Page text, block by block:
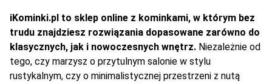
iKominki.pl to sklep online z kominkami, w którym bez
trudu znajdziesz rozwiązania dopasowane zarówno do
klasycznych, jak i nowoczesnych wnętrz. Niezależnie od
tego, czy marzysz o przytulnym salonie w stylu
rustykalnym, czy o minimalistycznej przestrzeni z nutą